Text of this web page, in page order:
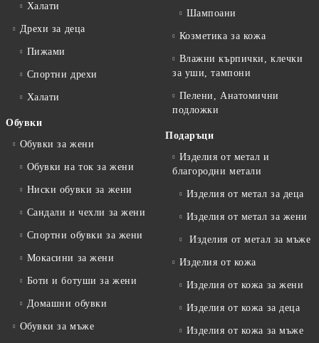
Халати
Дрехи за деца
Пижами
Спортни дрехи
Халати
Обувки
Обувки за жени
Обувки на ток за жени
Ниски обувки за жени
Сандали и чехли за жени
Спортни обувки за жени
Мокасини за жени
Боти и ботуши за жени
Домашни обувки
Обувки за мъже
Шампоани
Козметика за кожа
Влажни кърпички, клечки
за уши, тампони
Пелени, Анатомични
подложки
Подаръци
Изделия от метал и
благородни метали
Изделия от метал за деца
Изделия от метал за жени
Изделия от метал за мъже
Изделия от кожа
Изделия от кожа за жени
Изделия от кожа за деца
Изделия от кожа за мъже